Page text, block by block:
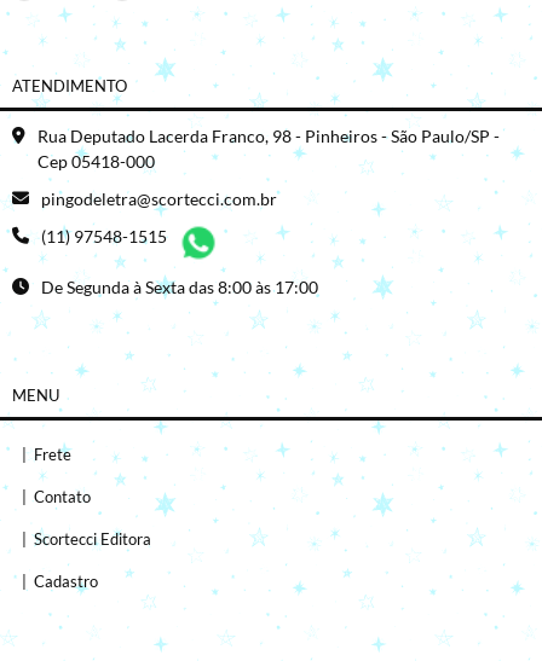
ATENDIMENTO
Rua Deputado Lacerda Franco, 98 - Pinheiros - São Paulo/SP -
Cep 05418-000
pingodeletra@scortecci.com.br
(11) 97548-1515
De Segunda à Sexta das 8:00 às 17:00
MENU
Frete
Contato
Scortecci Editora
Cadastro